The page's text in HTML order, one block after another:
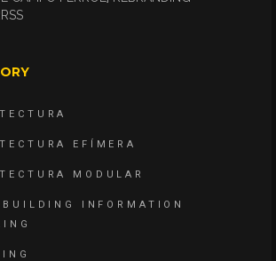
EFÍMERA
MODULAR
INFORMATION